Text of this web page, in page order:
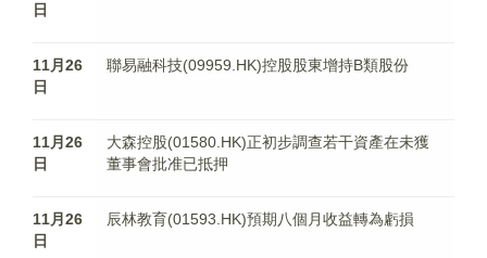
日
11月26
日
聯易融科技(09959.HK)控股股東增持B類股份
11月26
日
大森控股(01580.HK)正初步調查若干資產在未獲
董事會批准已抵押
11月26
日
辰林教育(01593.HK)預期八個月收益轉為虧損